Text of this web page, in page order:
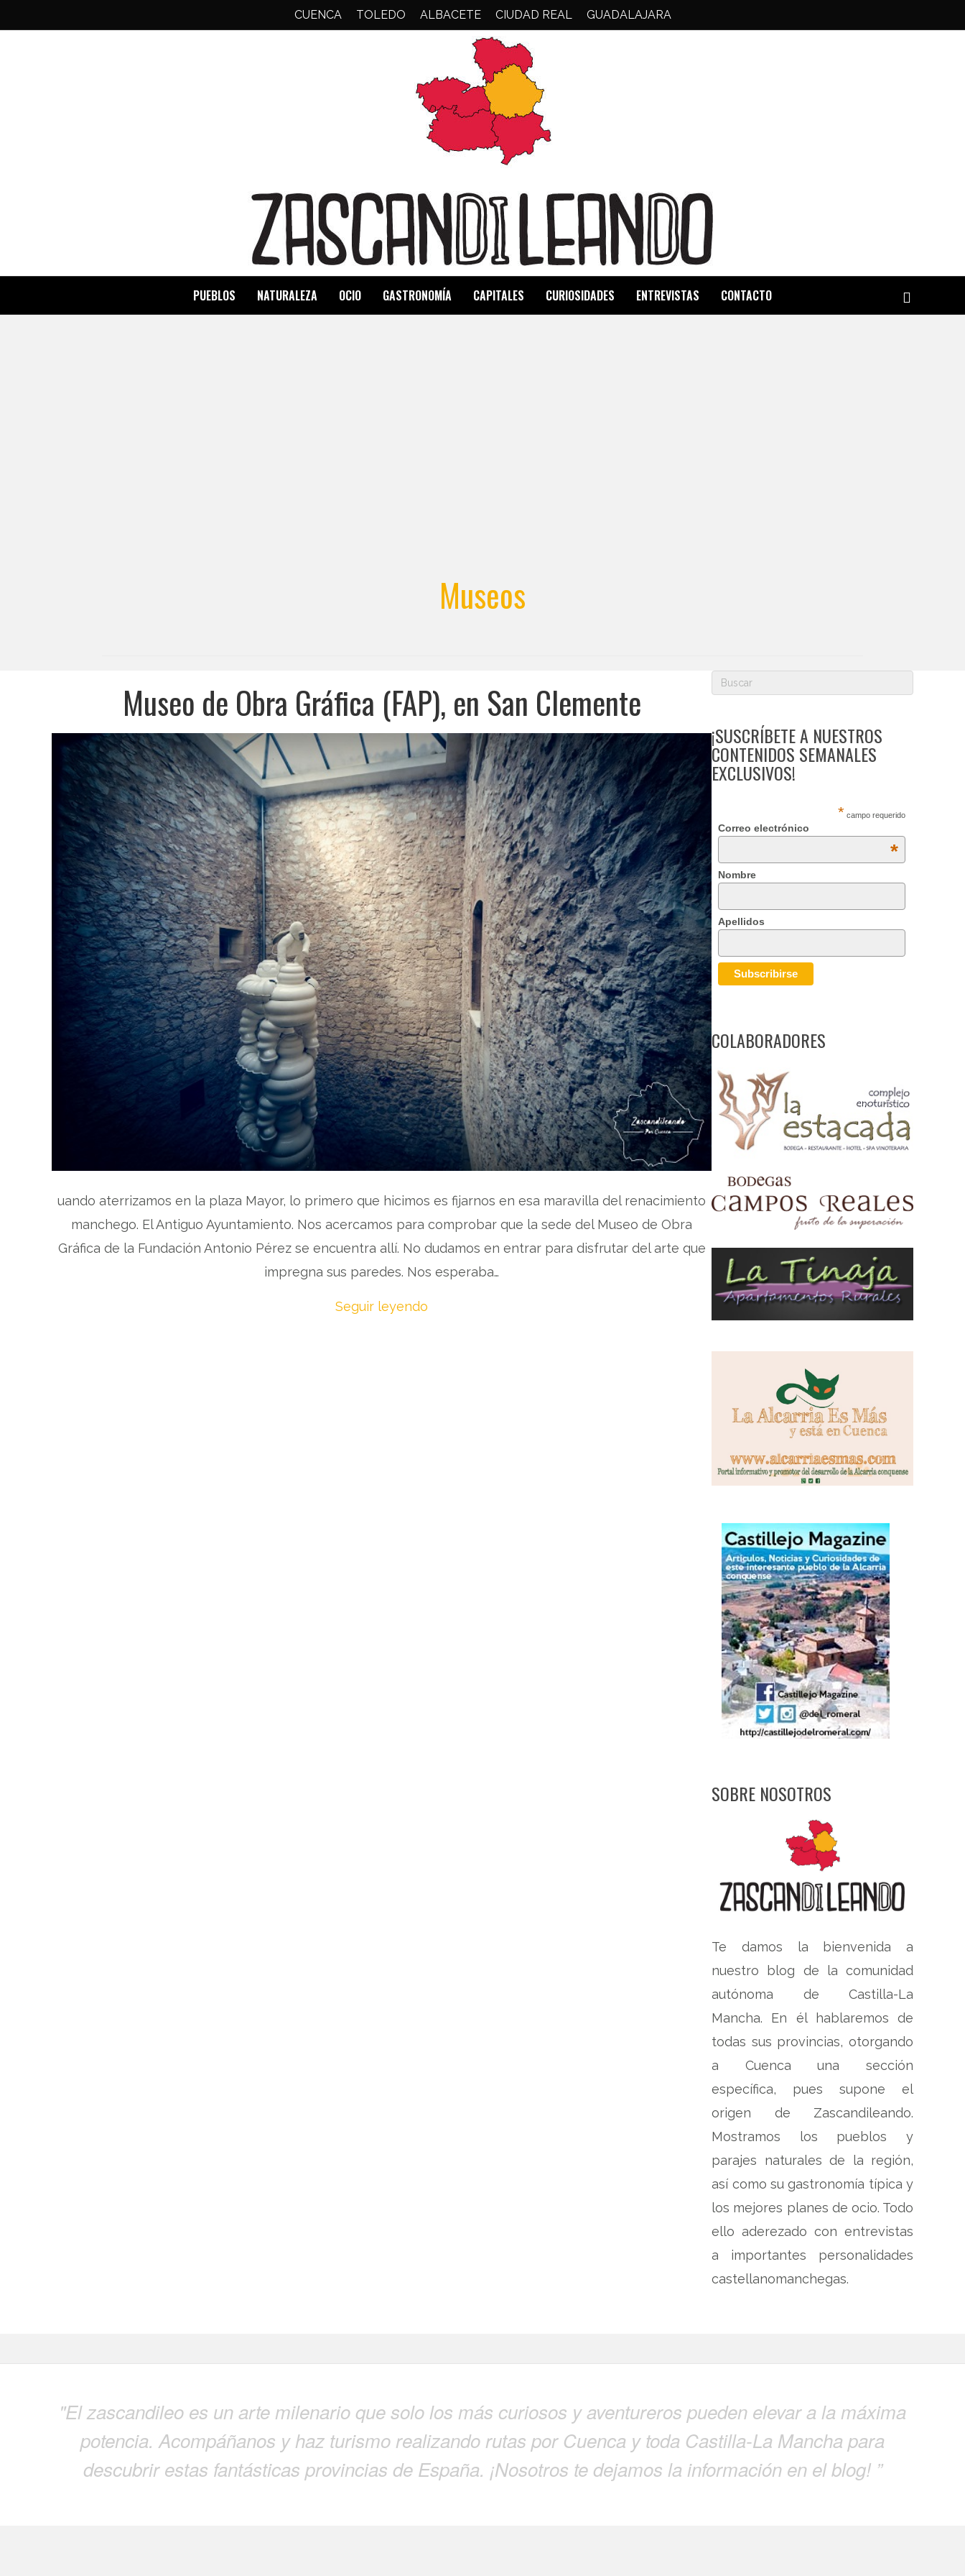
CUENCA TOLEDO ALBACETE CIUDAD REAL GUADALAJARA
PUEBLOS NATURALEZA OCIO GASTRONOMÍA CAPITALES CURIOSIDADES ENTREVISTAS CONTACTO
Museos
Museo de Obra Gráfica (FAP), en San Clemente
uando aterrizamos en la plaza Mayor, lo primero que hicimos es fijarnos en esa maravilla del renacimiento
manchego. El Antiguo Ayuntamiento. Nos acercamos para comprobar que la sede del Museo de Obra
Gráfica de la Fundación Antonio Pérez se encuentra allí. No dudamos en entrar para disfrutar del arte que
impregna sus paredes. Nos esperaba…
Seguir leyendo
¡SUSCRÍBETE A NUESTROS
CONTENIDOS SEMANALES
EXCLUSIVOS!
* campo requerido
Correo electrónico
*
Nombre
Apellidos
COLABORADORES
SOBRE NOSOTROS
Te damos la bienvenida a
nuestro blog de la comunidad
autónoma de Castilla-La
Mancha. En él hablaremos de
todas sus provincias, otorgando
a Cuenca una sección
específica, pues supone el
origen de Zascandileando.
Mostramos los pueblos y
parajes naturales de la región,
así como su gastronomía típica y
los mejores planes de ocio. Todo
ello aderezado con entrevistas
a importantes personalidades
castellanomanchegas.
"El zascandileo es un arte milenario que solo los más curiosos y aventureros pueden elevar a la máxima
potencia. Acompáñanos y haz turismo realizando rutas por Cuenca y toda Castilla-La Mancha para
descubrir estas fantásticas provincias de España. ¡Nosotros te dejamos la información en el blog! ”